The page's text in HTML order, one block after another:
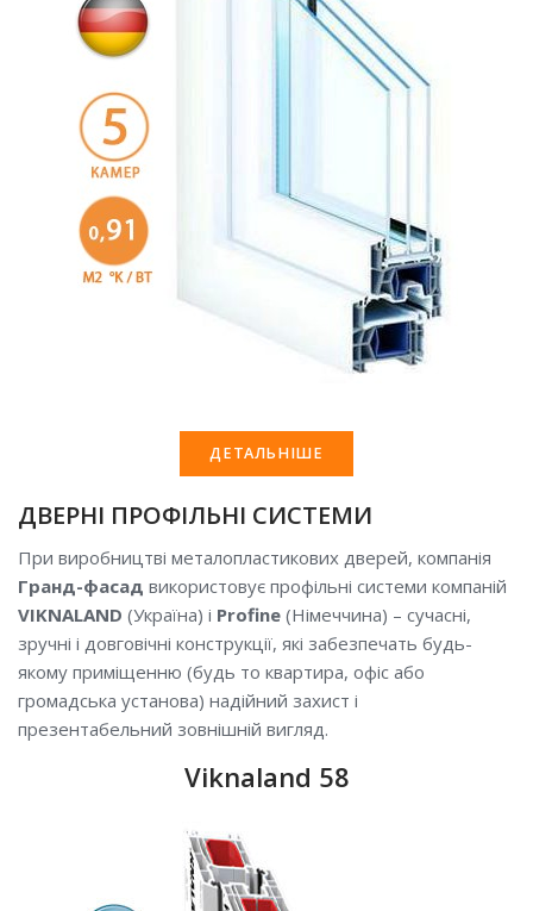
ДЕТАЛЬНІШЕ
ДВЕРНІ ПРОФІЛЬНІ СИСТЕМИ
При виробництві металопластикових дверей, компанія
Гранд-фасад використовує профільні системи компаній
VIKNALAND (Україна) і Profine(Німеччина) – сучасні,
зручні і довговічні конструкції, які забезпечать будь-
якому приміщенню (будь то квартира, офіс або
громадська установа) надійний захист і
презентабельний зовнішній вигляд.
Viknaland 58